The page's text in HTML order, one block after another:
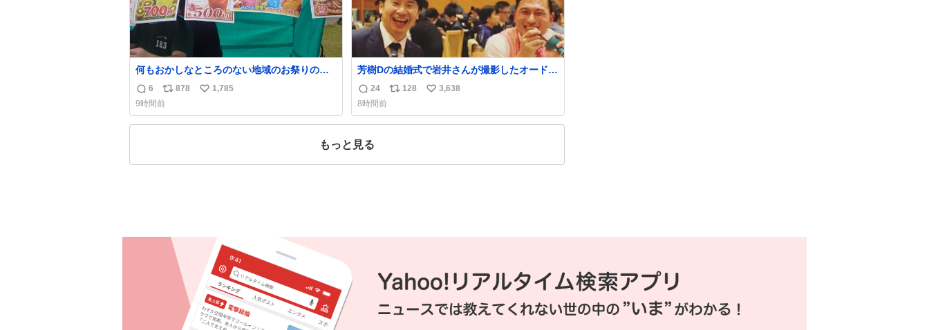
何もおかしなところのない地域のお祭りの屋
台。あとなんか割と聞き馴染みのあるBGMが
流れてます #関広見まつり #関広見まつり
2026
返
信
数
6
リ
ポ
ス
878
い
ね
1,785
9時間前
芳樹Dの結婚式で岩井さんが撮影したオードリ
ーの写真が本当好きなのよね。確か3枚目はも
うすでに出来上がっている春日さんがウェイ
ターにハイボールを懇願している所じゃなか
ったかな
返
信
数
24
リ
ス
128
い
ね
3,638
8時間前
もっと見る